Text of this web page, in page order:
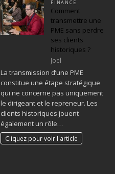
FINANCE
Comment
transmettre une
PME sans perdre
ses clients
historiques ?
Joel
La transmission d’une PME
constitue une étape stratégique
qui ne concerne pas uniquement
le dirigeant et le repreneur. Les
clients historiques jouent
également un rôle…
Cliquez pour voir l'article